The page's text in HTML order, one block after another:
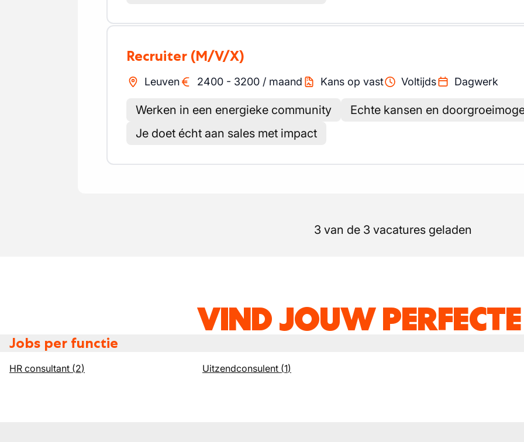
Recruiter (M/V/X)
Leuven 2400 - 3200 / maand Kans op vast Voltijds Dagwerk
Werken in een energieke community
Echte kansen en
Je doet écht aan sales met impact
3 van de 3 vacatures geladen
VIND JOUW
Jobs per functie
HR consultant (2) Uitzendconsulent (1)